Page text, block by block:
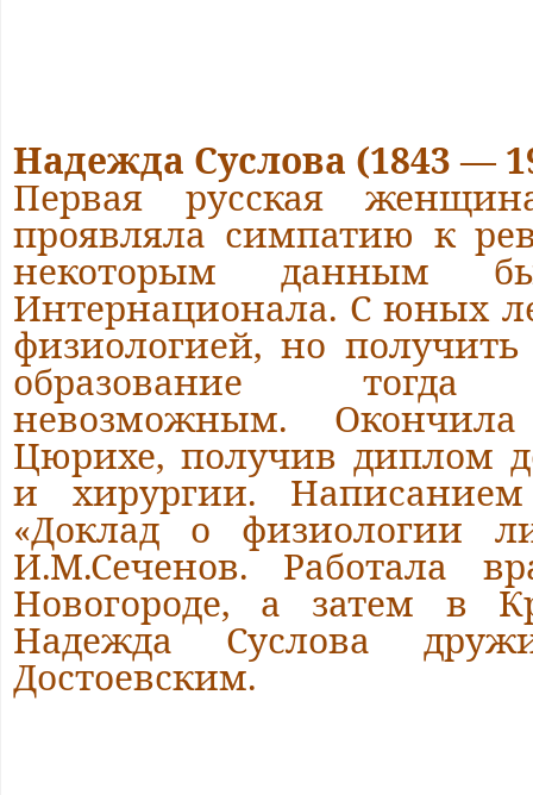
Надежда Суслова (1843 —
Первая русская
проявляла симпатию к
некоторым данным
Интернационала. С юных
физиологией, но
образование тогда
невозможным.
Цюрихе, получив диплом
и хирургии.
«Доклад о физиологии
И.М.Сеченов. Работала
Новогороде, а затем в
Надежда Суслова
Достоевским.